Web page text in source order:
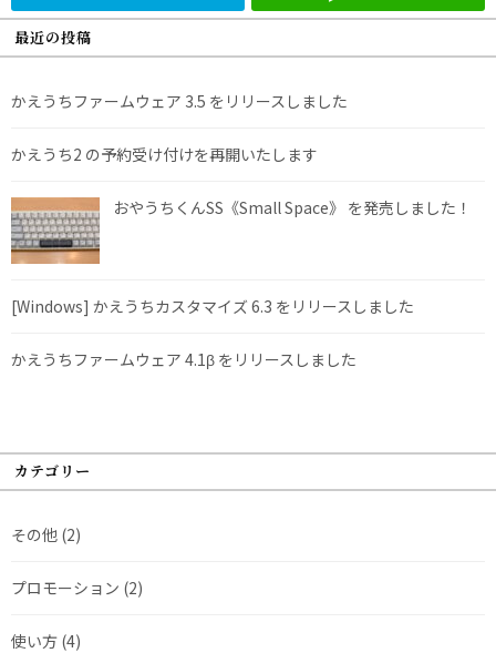
最近の投稿
かえうちファームウェア 3.5 をリリースしました
かえうち2 の予約受け付けを再開いたします
おやうちくんSS《Small Space》 を発売しました！
[Windows] かえうちカスタマイズ 6.3 をリリースしました
かえうちファームウェア 4.1β をリリースしました
カテゴリー
その他 (2)
プロモーション (2)
使い方 (4)